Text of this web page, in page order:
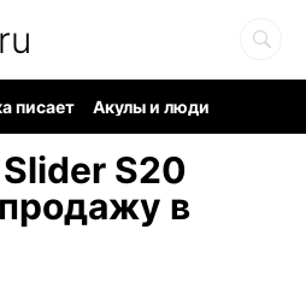
писает
Акулы и люди
S20
в